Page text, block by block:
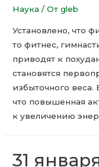
Наука / От gleb
Установлено, что
то фитнес,
приводят к
становятся
избыточного
что повышенная
к увеличению
31